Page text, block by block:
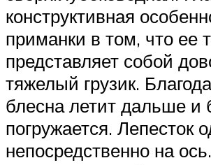
конструктивная
приманки в том, что ее
представляет собой
тяжелый грузик.
блесна летит дальше и
погружается. Лепесток
непосредственно на